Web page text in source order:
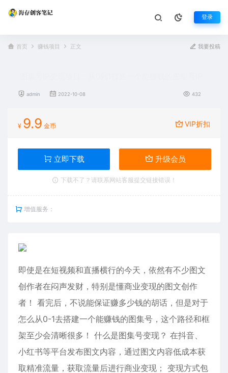
登录
首页 赚钱项目 正文 我要投稿
admin 2022-10-08 432
¥ 9.9 金币 VIP折扣
立即下载 升级会员
下载不了？请联系网站客服提交链接错误！
增值服务：
即使是在短视频和直播横行的今天，依然有不少图文
创作者在闷声发财，特别是懂商业变现的图文创作
者！ 看完后，不说能保证赚多少钱的胡话，但是对于
怎么从0-1去搭建一个能赚钱的图集号，这个路径和框
架至少会清晰很多！ 什么是图集号变现？ 在抖音、
小红书等平台发布图文内容，通过图文内容低成本获
取精准流量，获取流量后进行商业变现； 变现方式包